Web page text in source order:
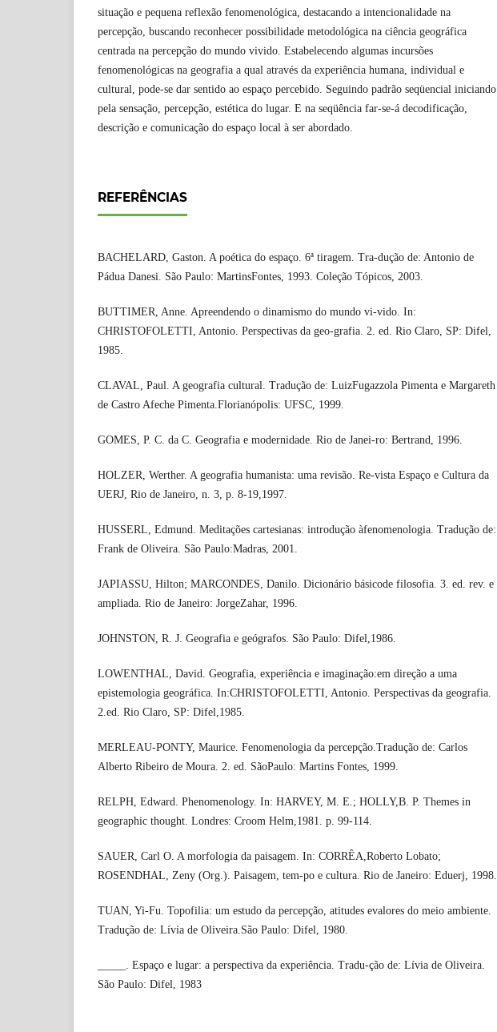
situação e pequena reflexão fenomenológica, destacando a intencionalidade na
percepção, buscando reconhecer possibilidade metodológica na ciência geográfica
centrada na percepção do mundo vivido. Estabelecendo algumas incursões
fenomenológicas na geografia a qual através da experiência humana, individual e
cultural, pode-se dar sentido ao espaço percebido. Seguindo padrão seqüencial iniciando
pela sensação, percepção, estética do lugar. E na seqüência far-se-á decodificação,
descrição e comunicação do espaço local à ser abordado.
REFERÊNCIAS
BACHELARD, Gaston. A poética do espaço. 6ª tiragem. Tra-dução de: Antonio de
Pádua Danesi. São Paulo: MartinsFontes, 1993. Coleção Tópicos, 2003.
BUTTIMER, Anne. Apreendendo o dinamismo do mundo vi-vido. In:
CHRISTOFOLETTI, Antonio. Perspectivas da geo-grafia. 2. ed. Rio Claro, SP: Difel,
1985.
CLAVAL, Paul. A geografia cultural. Tradução de: LuizFugazzola Pimenta e Margareth
de Castro Afeche Pimenta.Florianópolis: UFSC, 1999.
GOMES, P. C. da C. Geografia e modernidade. Rio de Janei-ro: Bertrand, 1996.
HOLZER, Werther. A geografia humanista: uma revisão. Re-vista Espaço e Cultura da
UERJ, Rio de Janeiro, n. 3, p. 8-19,1997.
HUSSERL, Edmund. Meditações cartesianas: introdução àfenomenologia. Tradução de:
Frank de Oliveira. São Paulo:Madras, 2001.
JAPIASSU, Hilton; MARCONDES, Danilo. Dicionário básicode filosofia. 3. ed. rev. e
ampliada. Rio de Janeiro: JorgeZahar, 1996.
JOHNSTON, R. J. Geografia e geógrafos. São Paulo: Difel,1986.
LOWENTHAL, David. Geografia, experiência e imaginação:em direção a uma
epistemologia geográfica. In:CHRISTOFOLETTI, Antonio. Perspectivas da geografia.
2.ed. Rio Claro, SP: Difel,1985.
MERLEAU-PONTY, Maurice. Fenomenologia da percepção.Tradução de: Carlos
Alberto Ribeiro de Moura. 2. ed. SãoPaulo: Martins Fontes, 1999.
RELPH, Edward. Phenomenology. In: HARVEY, M. E.; HOLLY,B. P. Themes in
geographic thought. Londres: Croom Helm,1981. p. 99-114.
SAUER, Carl O. A morfologia da paisagem. In: CORRÊA,Roberto Lobato;
ROSENDHAL, Zeny (Org.). Paisagem, tem-po e cultura. Rio de Janeiro: Eduerj, 1998.
TUAN, Yi-Fu. Topofilia: um estudo da percepção, atitudes evalores do meio ambiente.
Tradução de: Lívia de Oliveira.São Paulo: Difel, 1980.
_____. Espaço e lugar: a perspectiva da experiência. Tradu-ção de: Lívia de Oliveira.
São Paulo: Difel, 1983